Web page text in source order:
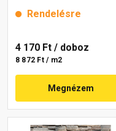
Rendelésre
4 170 Ft / doboz
8 872 Ft / m2
Megnézem